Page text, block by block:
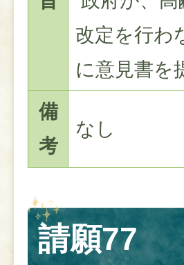
改定を行わ
に意見書を
備
考
なし
請願77